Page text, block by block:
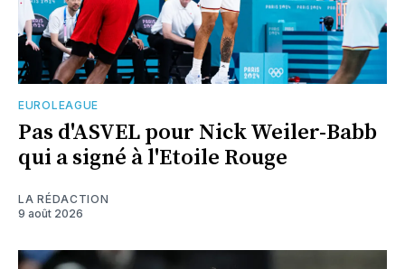
EUROLEAGUE
Pas d'ASVEL pour Nick Weiler-Babb
qui a signé à l'Etoile Rouge
LA RÉDACTION
9 août 2026